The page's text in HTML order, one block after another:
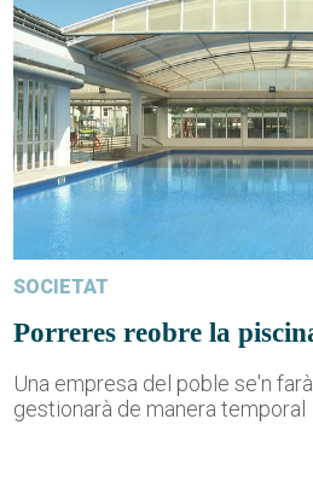
SOCIETAT
Porreres reobre la
Una empresa del poble se'n
gestionarà de manera temporal